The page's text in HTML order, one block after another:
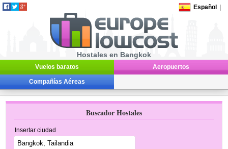
Español
Hostales en Bangkok
Vuelos baratos Aeropuertos
Compañías Aéreas
Buscador Hostales
Insertar ciudad